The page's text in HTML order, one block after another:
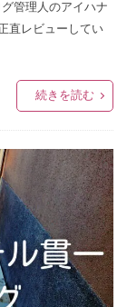
管理人のアイハナ
直レビューしてい
続きを読む